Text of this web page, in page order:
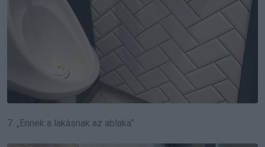
7. „Ennek a lakásnak az ablaka”